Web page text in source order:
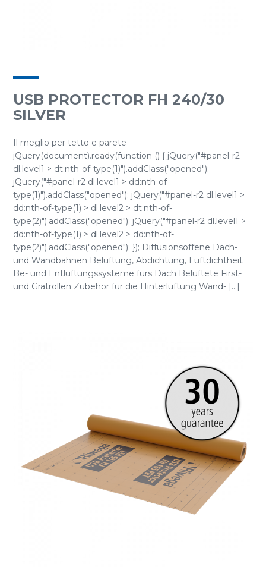
USB PROTECTOR FH 240/30
SILVER
Il meglio per tetto e parete
jQuery(document).ready(function () { jQuery("#panel-r2
dl.level1 > dt:nth-of-type(1)").addClass("opened");
jQuery("#panel-r2 dl.level1 > dd:nth-of-
type(1)").addClass("opened"); jQuery("#panel-r2 dl.level1 >
dd:nth-of-type(1) > dl.level2 > dt:nth-of-
type(2)").addClass("opened"); jQuery("#panel-r2 dl.level1 >
dd:nth-of-type(1) > dl.level2 > dd:nth-of-
type(2)").addClass("opened"); }); Diffusionsoffene Dach-
und Wandbahnen Belüftung, Abdichtung, Luftdichtheit
Be- und Entlüftungssysteme fürs Dach Belüftete First-
und Gratrollen Zubehör für die Hinterlüftung Wand- [...]